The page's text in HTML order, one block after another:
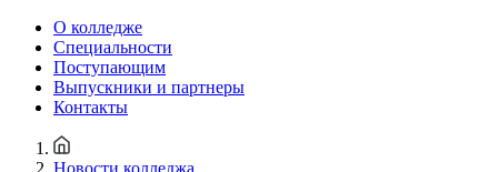
О колледже
Специальности
Поступающим
Выпускники и партнеры
Контакты
Новости колледжа